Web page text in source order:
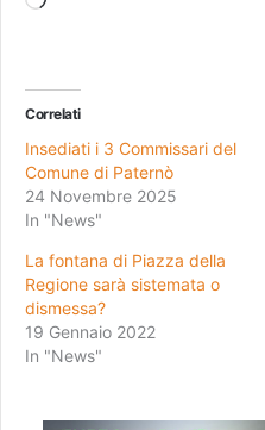
Correlati
Insediati i 3 Commissari del
Comune di Paternò
24 Novembre 2025
In "News"
La fontana di Piazza della
Regione sarà sistemata o
dismessa?
19 Gennaio 2022
In "News"